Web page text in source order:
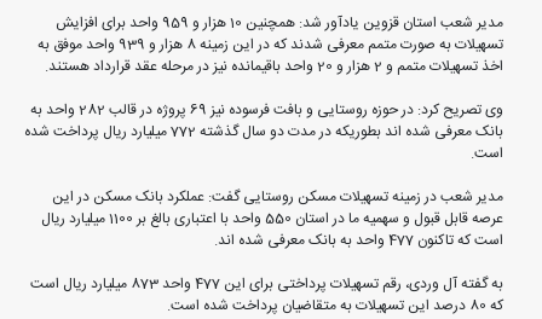
مدیر شعب استان قزوین یادآور شد: همچنین 10 هزار و 959 واحد برای افزایش
تسهیلات به صورت متمم معرفی شدند که در این زمینه 8 هزار و 939 واحد موفق به
اخذ تسهیلات متمم و 2 هزار و 20 واحد باقیمانده نیز در مرحله عقد قرارداد هستند.
وی تصریح کرد: در حوزه روستایی و بافت فرسوده نیز 69 پروژه در قالب 282 واحد به
بانک معرفی شده اند بطوریکه در مدت دو سال گذشته 772 میلیارد ریال پرداخت شده
است.
مدیر شعب در زمینه تسهیلات مسکن روستایی گفت: عملکرد بانک مسکن در این
عرصه قابل قبول و سهمیه ما در استان 550 واحد با اعتباری بالغ بر 1100 میلیارد ریال
است که تاکنون 477 واحد به بانک معرفی شده اند.
به گفته آل وردی، رقم تسهیلات پرداختی برای این 477 واحد 873 میلیارد ریال است
که 80 درصد این تسهیلات به متقاضیان پرداخت شده است.